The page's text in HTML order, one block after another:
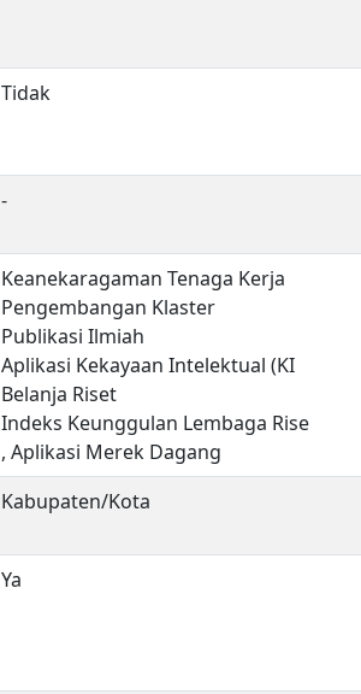
Tidak
-
Keanekaragaman Tenaga Kerja
Pengembangan Klaster
Publikasi Ilmiah
Aplikasi Kekayaan Intelektual (KI
Belanja Riset
Indeks Keunggulan Lembaga Rise
, Aplikasi Merek Dagang
Kabupaten/Kota
Ya